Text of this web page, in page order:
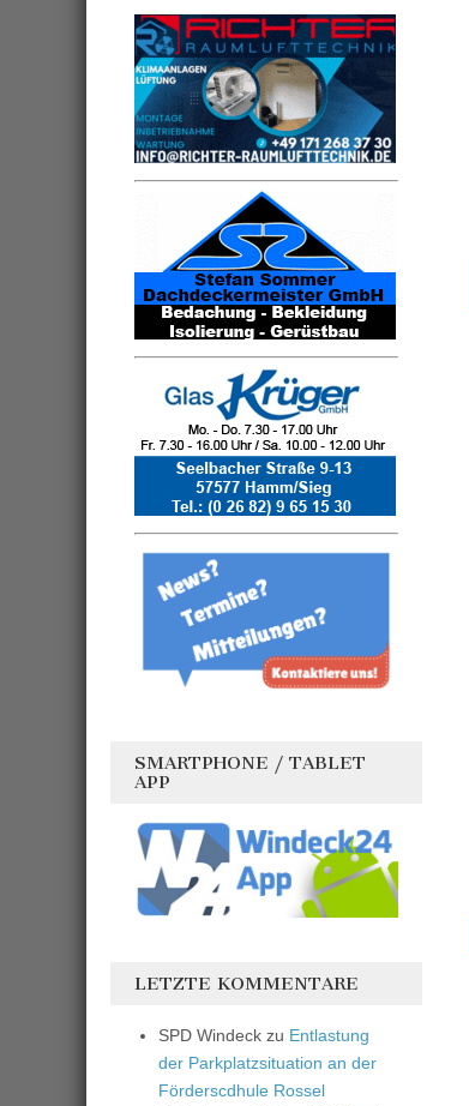
SMARTPHONE / TABLET
APP
LETZTE KOMMENTARE
SPD Windeck zu Entlastung
der Parkplatzsituation an der
Förderscdhule Rossel